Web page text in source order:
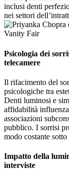
inclusi denti
nei settori
Psicologia dei
telecamere
Il rifacimento del
psicologiche tra
Denti luminosi e
affidabilità
associazioni
pubblico. I sorrisi
modo costante
Impatto della
interviste